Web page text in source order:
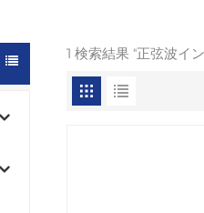
1 検索結果 "正弦波イ